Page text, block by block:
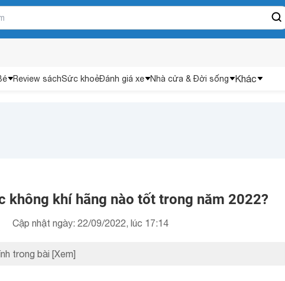
Review sáchSức khoẻĐánh giá xe Nhà cửa & Đời sống Khác
không khí hãng nào tốt trong năm 2022?
Cập nhật ngày: 22/09/2022, lúc 17:14
trong bài [Xem]